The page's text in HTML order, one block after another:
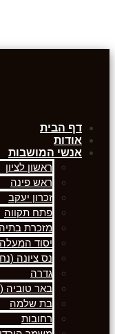
דף הבית
אודות
אנשי המושבות
ראשון לציון
ראש פינה
זכרון יעקב
פתח תקווה
מזכרת
יסוד המעלה
נס ציונה
גדרה
באר טוביה
בת שלמה
רחובות